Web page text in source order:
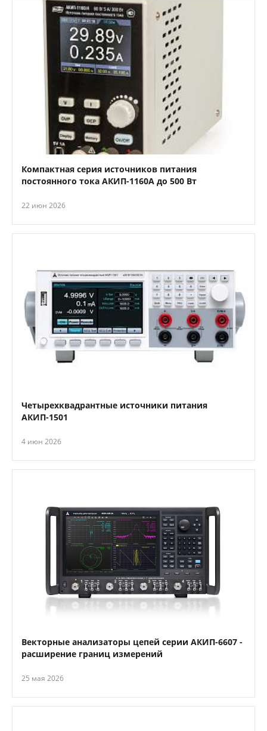
Компактная серия источников питания
постоянного тока АКИП-1160А до 500 Вт
22 июн 2026
Четырехквадрантные источники питания
АКИП-1501
4 июн 2026
Векторные анализаторы цепей серии АКИП-6607 -
расширение границ измерений
25 мая 2026